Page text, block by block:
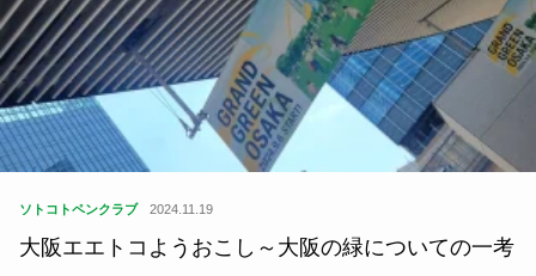
ソトコトペンクラブ 2024.11.19
大阪エエトコようおこし～大阪の緑についての一考